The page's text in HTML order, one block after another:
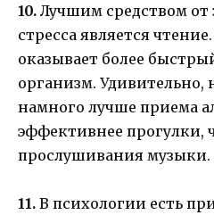
10. Лучшим средством от
стресса является
оказывает более
организм. Удивительно,
намного лучше приема
эффективнее прогулки,
прослушивания музыки.
11. В психологии есть